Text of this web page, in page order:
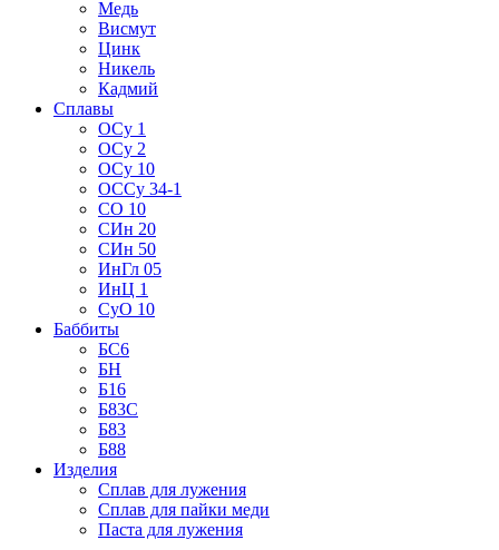
Медь
Висмут
Цинк
Никель
Кадмий
Сплавы
ОСу 1
ОСу 2
ОСу 10
ОССу 34-1
СО 10
СИн 20
СИн 50
ИнГл 05
ИнЦ 1
СуО 10
Баббиты
БС6
БН
Б16
Б83С
Б83
Б88
Изделия
Сплав для лужения
Сплав для пайки меди
Паста для лужения